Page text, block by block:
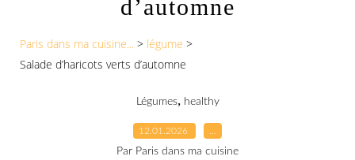
d’automne
Paris dans ma cuisine... > légume >
Salade d’haricots verts d’automne
Légumes, healthy
12.01.2026
Par Paris dans ma cuisine